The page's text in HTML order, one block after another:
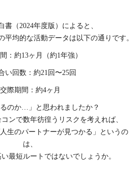
書（2024年度版）によると、
平均的な活動データは以下の通りです。
：約13ヶ月（約1年強）
い回数：約21回〜25回
交際期間：約4ヶ月
るのか…」と思われましたか？
ンで数年彷徨うリスクを考えれば、
生のパートナーが見つかる」というの
は、
最短ルートではないでしょうか。